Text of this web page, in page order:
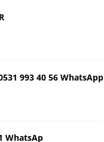
993 40 56 WhatsApp
WhatsAp